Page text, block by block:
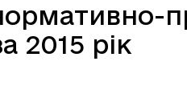
2015 рік